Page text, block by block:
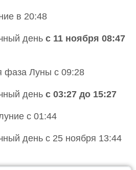
в 20:48
день с 11 ноября 08:47
фаза Луны с 09:28
день с 03:27 до 15:27
с 01:44
день с 25 ноября 13:44